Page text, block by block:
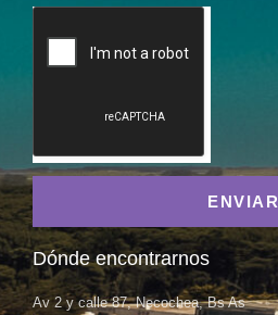
ENVIAR
Dónde encontrarnos
Av 2 y calle 87, Necochea, Bs As